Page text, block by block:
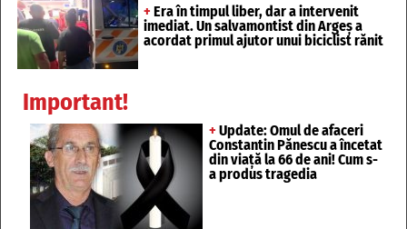
+ Era în timpul liber, dar a intervenit
imediat. Un salvamontist din Argeș a
acordat primul ajutor unui biciclist rănit
Important!
+ Update: Omul de afaceri
Constantin Pănescu a încetat
din viață la 66 de ani! Cum s-
a produs tragedia